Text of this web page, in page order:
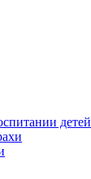
детей